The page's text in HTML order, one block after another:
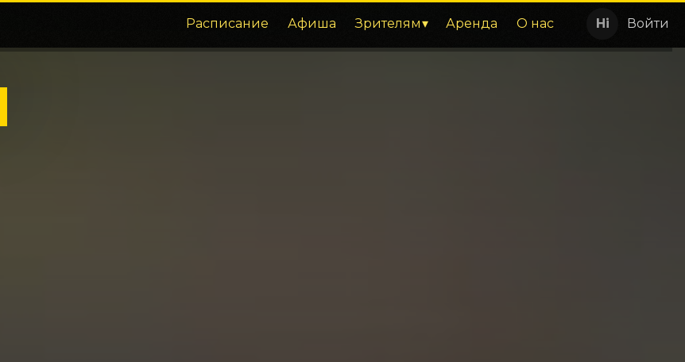
Расписание Афиша Зрителям Аренда О нас Войти